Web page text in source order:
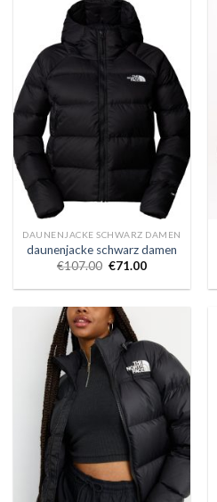
DAUNENJACKE SCHWARZ DAMEN
daunenjacke schwarz damen
€107.00 €71.00